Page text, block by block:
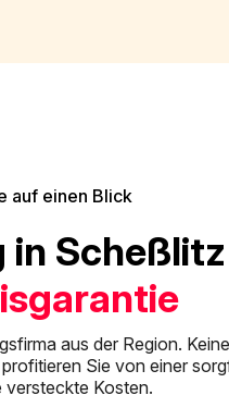
auf einen Blick
in
aus der Region.
Sie von einer
versteckte Kosten.